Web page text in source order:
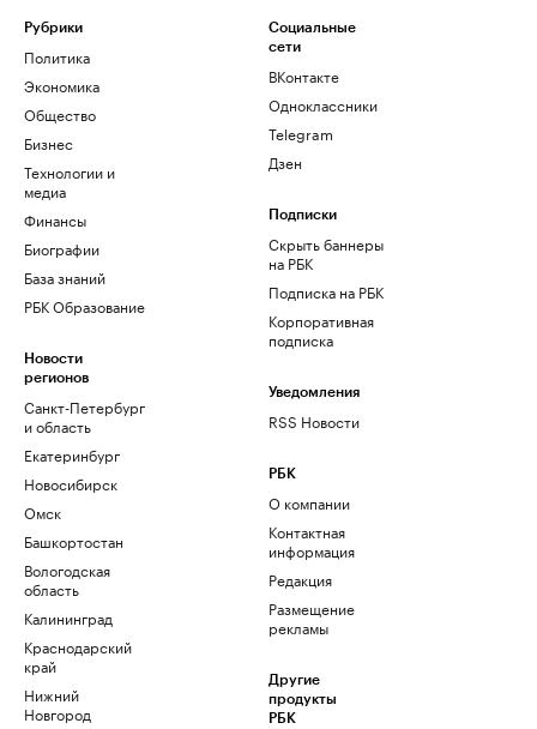
Рубрики
Политика
Экономика
Общество
Бизнес
Технологии и
медиа
Финансы
Биографии
База знаний
РБК Образование
Новости
регионов
Санкт-Петербург
и область
Екатеринбург
Новосибирск
Омск
Башкортостан
Вологодская
область
Калининград
Краснодарский
край
Нижний
Новгород
Социальные
сети
ВКонтакте
Одноклассники
Telegram
Дзен
Подписки
Скрыть баннеры
на РБК
Подписка на РБК
Корпоративная
подписка
Уведомления
RSS Новости
РБК
О компании
Контактная
информация
Редакция
Размещение
рекламы
Другие
продукты
РБК